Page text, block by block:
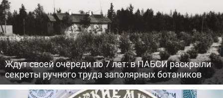
Ждут своей очереди по 7 лет: в ПАБСИ раскрыли
секреты ручного труда заполярных ботаников